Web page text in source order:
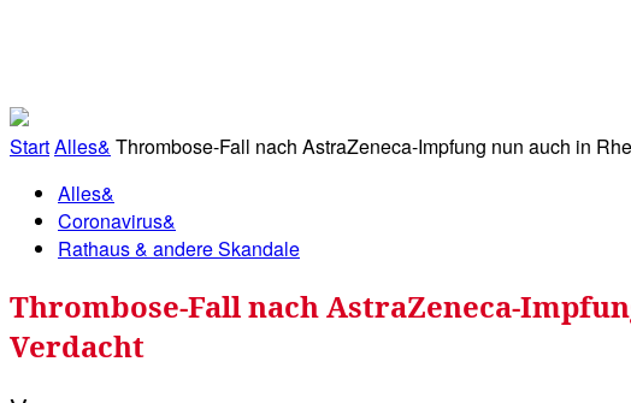
StartAlles& Thrombose-Fall nach AstraZeneca-Impfung nun auch in
Alles&
Coronavirus&
Rathaus & andere Skandale
Thrombose-Fall nach AstraZeneca-
Verdacht